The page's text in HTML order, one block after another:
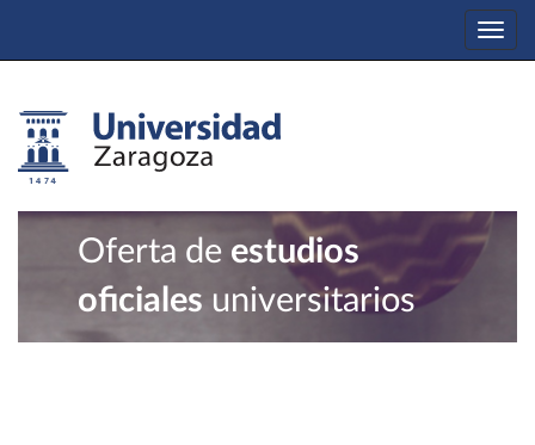
Oferta de estudios
oficiales universitarios